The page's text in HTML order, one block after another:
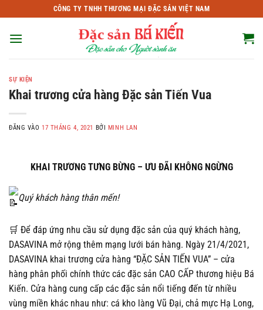
qua
nội
CÔNG TY TNHH THƯƠNG MẠI ĐẶC SẢN VIỆT NAM
SỰ KIỆN
Khai trương cửa hàng Đặc sản Tiến Vua
ĐĂNG VÀO17 THÁNG 4, 2021 BỞI MINH LAN
KHAI TRƯƠNG TƯNG BỪNG – ƯU ĐÃI KHÔNG NGỪNG
Quý khách hàng thân mến!
🛒 Để đáp ứng nhu cầu sử dụng đặc sản của quý khách hàng,
DASAVINA mở rộng thêm mạng lưới bán hàng. Ngày 21/4/2021,
DASAVINA khai trương cửa hàng “ĐẶC SẢN TIẾN VUA” – cửa
hàng phân phối chính thức các đặc sản CAO CẤP thương hiệu Bá
Kiến. Cửa hàng cung cấp các đặc sản nổi tiếng đến từ nhiều
vùng miền khác nhau như: cá kho làng Vũ Đại, chả mực Hạ Long,